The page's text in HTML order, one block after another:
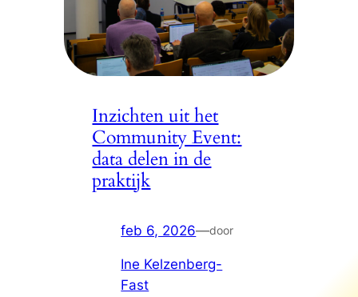
Inzichten uit het
Community Event:
data delen in de
praktijk
feb 6, 2026—door
Ine Kelzenberg-
Fast